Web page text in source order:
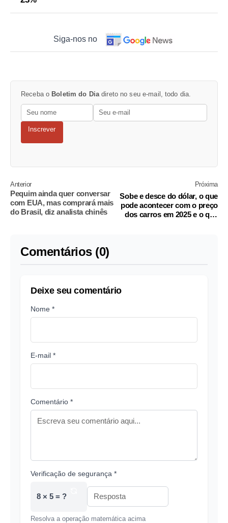
Siga-nos no
Receba o Boletim do Diadireto no seu e-mail, todo dia.
Inscrever
Anterior
Pequim ainda quer conversar
com EUA, mas comprará mais
do Brasil, diz analista chinês
Próxima
Sobe e desce do dólar, o que
pode acontecer com o preço
dos carros em 2025 e o que
Comentários (0)
Deixe seu comentário
Nome *
E-mail *
Comentário *
Verificação de segurança *
8 × 5 = ?
Resolva a operação matemática acima